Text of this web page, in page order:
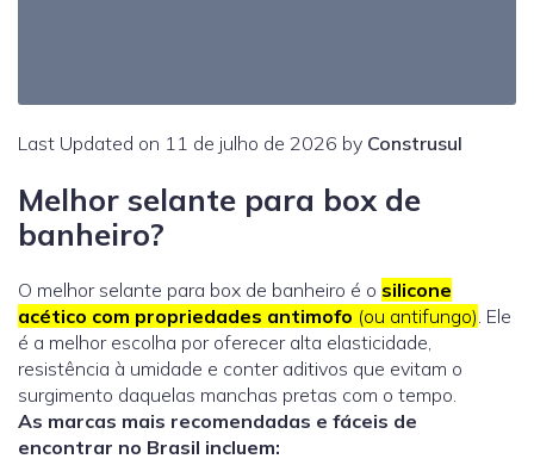
Last Updated on 11 de julho de 2026 by Construsul
Melhor selante para box de
banheiro?
O melhor selante para box de banheiro é o silicone
acético com propriedades antimofo (ou antifungo) . Ele
é a melhor escolha por oferecer alta elasticidade,
resistência à umidade e conter aditivos que evitam o
surgimento daquelas manchas pretas com o tempo.
As marcas mais recomendadas e fáceis de
encontrar no Brasil incluem: